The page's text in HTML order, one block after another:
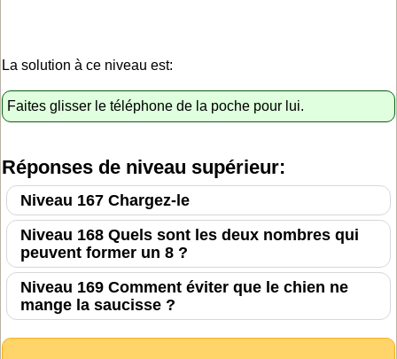
La solution à ce niveau est:
Faites glisser le téléphone de la poche pour lui.
Réponses de niveau supérieur:
Niveau 167 Chargez-le
Niveau 168 Quels sont les deux nombres qui
peuvent former un 8 ?
Niveau 169 Comment éviter que le chien ne
mange la saucisse ?